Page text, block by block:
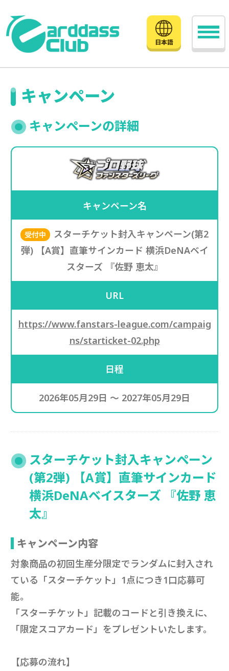
日本語
キャンペーン
キャンペーンの詳細
キャンペーン名
受付中
スターチケット封入キャンペーン(第2
弾) 【A賞】直筆サインカード 横浜DeNAベイ
スターズ 『佐野 恵太』
URL
https://www.fanstars-league.com/campaig
ns/starticket-02.php
日程
2026年05月29日 ～ 2027年05月29日
スターチケット封入キャンペーン
(第2弾) 【A賞】直筆サインカード
横浜DeNAベイスターズ 『佐野 恵
太』
キャンペーン内容
対象商品の初回生産分限定でランダムに封入され
ている「スターチケット」1点につき1口応募可
能。
「スターチケット」記載のコードと引き換えに、
「限定スコアカード」をプレゼントいたします。
【応募の流れ】